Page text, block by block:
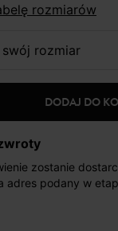
rozmiarów
swój rozmiar
DODAJ DO
zostanie
adres podany w